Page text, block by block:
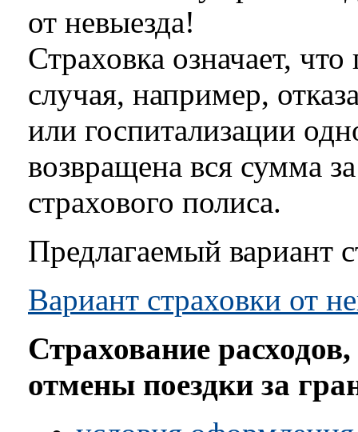
от невыезда!
Страховка означает,
случая, например,
или госпитализации
возвращена вся сумма
страхового полиса.
Предлагаемый вариант
Вариант страховки от
Страхование
отмены поездки за